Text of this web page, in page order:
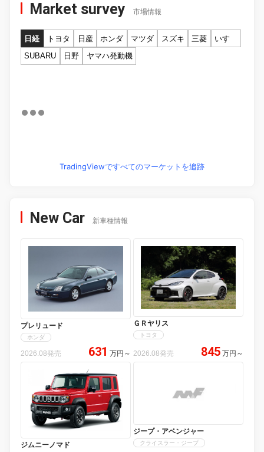
Market survey 市場情報
日経 トヨタ 日産 ホンダ マツダ スズキ 三菱
いすゞ
SUBARU
日野 ヤマハ発動機
TradingViewですべてのマーケットを追跡
New Car 新車種情報
プレリュード
ホンダ
2026.08発売 631 万円 ～
ＧＲヤリス
トヨタ
2026.08発売 845 万円 ～
ジムニーノマド
ジープ・アベンジャー
クライスラー・ジープ